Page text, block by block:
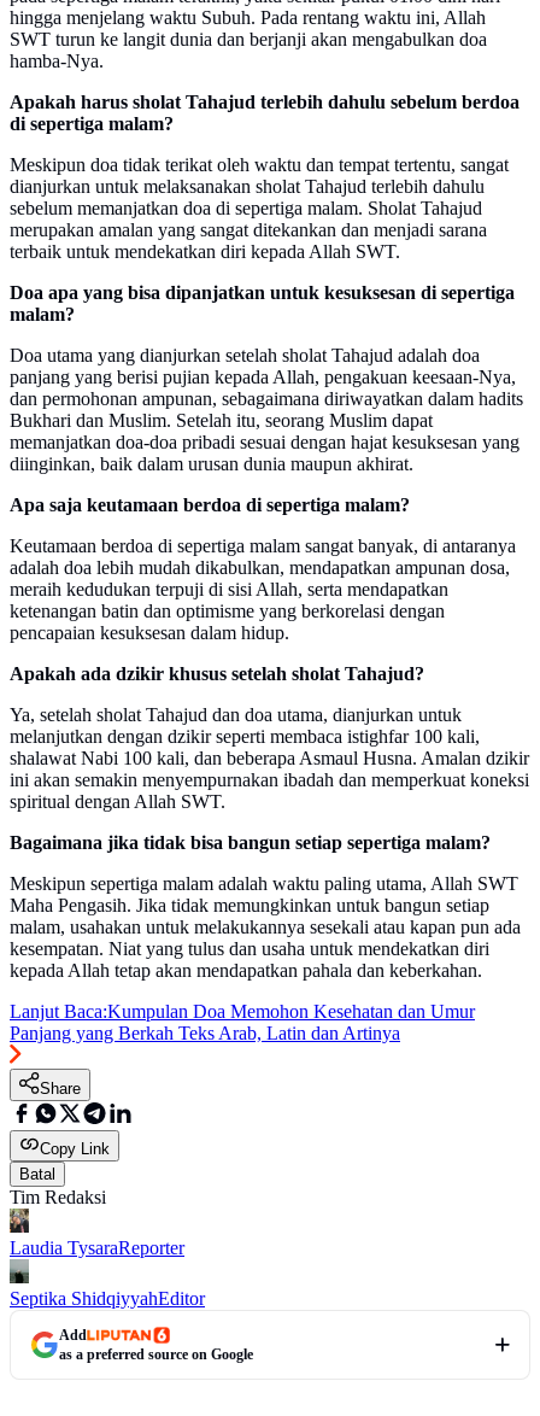
hingga menjelang waktu Subuh. Pada rentang waktu ini, Allah
SWT turun ke langit dunia dan berjanji akan mengabulkan doa
hamba-Nya.
Apakah harus sholat Tahajud terlebih dahulu sebelum berdoa
di sepertiga malam?
Meskipun doa tidak terikat oleh waktu dan tempat tertentu, sangat
dianjurkan untuk melaksanakan sholat Tahajud terlebih dahulu
sebelum memanjatkan doa di sepertiga malam. Sholat Tahajud
merupakan amalan yang sangat ditekankan dan menjadi sarana
terbaik untuk mendekatkan diri kepada Allah SWT.
Doa apa yang bisa dipanjatkan untuk kesuksesan di sepertiga
malam?
Doa utama yang dianjurkan setelah sholat Tahajud adalah doa
panjang yang berisi pujian kepada Allah, pengakuan keesaan-Nya,
dan permohonan ampunan, sebagaimana diriwayatkan dalam hadits
Bukhari dan Muslim. Setelah itu, seorang Muslim dapat
memanjatkan doa-doa pribadi sesuai dengan hajat kesuksesan yang
diinginkan, baik dalam urusan dunia maupun akhirat.
Apa saja keutamaan berdoa di sepertiga malam?
Keutamaan berdoa di sepertiga malam sangat banyak, di antaranya
adalah doa lebih mudah dikabulkan, mendapatkan ampunan dosa,
meraih kedudukan terpuji di sisi Allah, serta mendapatkan
ketenangan batin dan optimisme yang berkorelasi dengan
pencapaian kesuksesan dalam hidup.
Apakah ada dzikir khusus setelah sholat Tahajud?
Ya, setelah sholat Tahajud dan doa utama, dianjurkan untuk
melanjutkan dengan dzikir seperti membaca istighfar 100 kali,
shalawat Nabi 100 kali, dan beberapa Asmaul Husna. Amalan dzikir
ini akan semakin menyempurnakan ibadah dan memperkuat koneksi
spiritual dengan Allah SWT.
Bagaimana jika tidak bisa bangun setiap sepertiga malam?
Meskipun sepertiga malam adalah waktu paling utama, Allah SWT
Maha Pengasih. Jika tidak memungkinkan untuk bangun setiap
malam, usahakan untuk melakukannya sesekali atau kapan pun ada
kesempatan. Niat yang tulus dan usaha untuk mendekatkan diri
kepada Allah tetap akan mendapatkan pahala dan keberkahan.
Lanjut Baca:Kumpulan Doa Memohon Kesehatan dan Umur
Panjang yang Berkah Teks Arab, Latin dan Artinya
Share
Copy Link
Batal
Tim Redaksi
Laudia TysaraReporter
Septika ShidqiyyahEditor
Add
as a preferred source on Google